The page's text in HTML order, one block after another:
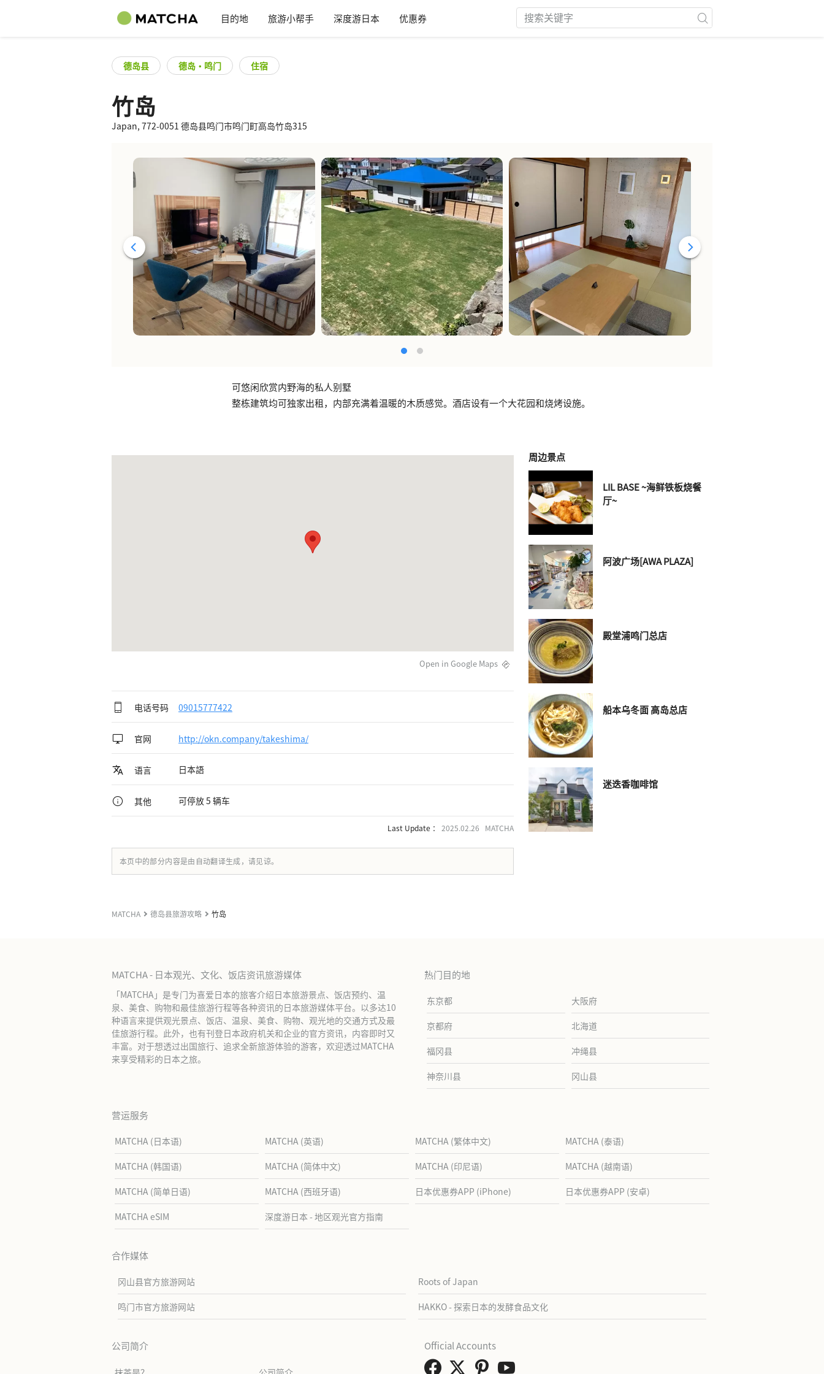
目的地 旅游小帮手 深度游日本 优惠券
德岛县 德岛・鸣门 住宿
竹岛
Japan, 772-0051 德岛县鸣门市鸣门町高岛竹岛315
可悠闲欣赏内野海的私人别墅
整栋建筑均可独家出租，内部充满着温暖的木质感觉。酒店设有一个大花园和烧烤设施。
Open in Google Maps
电话号码 09015777422
官网 http://okn.company/takeshima/
语言 日本語
其他 可停放 5 辆车
Last Update ： 2025.02.26 MATCHA
本页中的部分内容是由自动翻译生成，请见谅。
周边景点
LIL BASE ~海鲜铁板烧餐
厅~
阿波广场[AWA PLAZA]
殿堂浦鸣门总店
船本乌冬面 高岛总店
迷迭香咖啡馆
MATCHA 德岛县旅游攻略 竹岛
MATCHA - 日本观光、文化、饭店资讯旅游媒体
「MATCHA」是专门为喜爱日本的旅客介绍日本旅游景点、饭店预约、温
泉、美食、购物和最佳旅游行程等各种资讯的日本旅游媒体平台。以多达10
种语言来提供观光景点、饭店、温泉、美食、购物、观光地的交通方式及最
佳旅游行程。此外，也有刊登日本政府机关和企业的官方资讯，内容即时又
丰富。对于想透过出国旅行、追求全新旅游体验的游客，欢迎透过MATCHA
来享受精彩的日本之旅。
热门目的地
东京都 大阪府
京都府 北海道
福冈县 冲绳县
神奈川县 冈山县
营运服务
MATCHA (日本语) MATCHA (英语) MATCHA (繁体中文) MATCHA (泰语)
MATCHA (韩国语) MATCHA (简体中文) MATCHA (印尼语) MATCHA (越南语)
MATCHA (简单日语) MATCHA (西班牙语) 日本优惠券APP (iPhone) 日本优惠券APP (安卓)
MATCHA eSIM 深度游日本 - 地区观光官方指南
合作媒体
冈山县官方旅游网站 Roots of Japan
鸣门市官方旅游网站 HAKKO - 探索日本的发酵食品文化
公司简介 Official Accounts